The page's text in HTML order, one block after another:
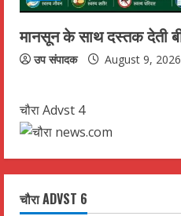
मानसून के साथ दस्तक देती
उप संपादक August 9, 2026
चौरा Advst 4
चौरा ADVST 6